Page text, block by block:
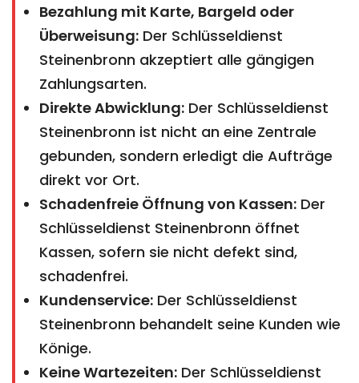
Bezahlung mit Karte, Bargeld oder
Überweisung: Der Schlüsseldienst
Steinenbronn akzeptiert alle gängigen
Zahlungsarten.
Direkte Abwicklung: Der Schlüsseldienst
Steinenbronn ist nicht an eine Zentrale
gebunden, sondern erledigt die Aufträge
direkt vor Ort.
Schadenfreie Öffnung von Kassen: Der
Schlüsseldienst Steinenbronn öffnet
Kassen, sofern sie nicht defekt sind,
schadenfrei.
Kundenservice: Der Schlüsseldienst
Steinenbronn behandelt seine Kunden wie
Könige.
Keine Wartezeiten: Der Schlüsseldienst